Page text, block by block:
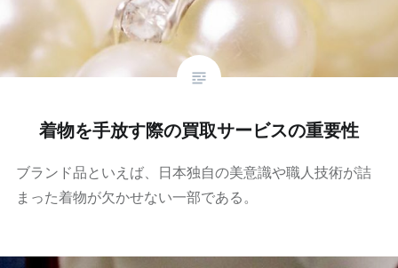
着物を手放す際の買取サービスの重要性
ブランド品といえば、日本独自の美意識や職人技術が詰
まった着物が欠かせない一部である。